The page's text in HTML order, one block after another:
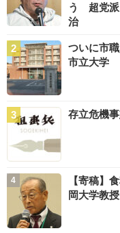
う 超党派
治
ついに市
市立大学
存立危機
【寄稿】
岡大学教